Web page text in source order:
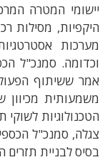
יישומי המטרה
היקפיות, מסילות
מערכות
וכדומה. סמנכ"ל
אמר ששיתוף
משמעותית
הטכנולוגיות
צגלה, סמנכ"ל
בסיס לבניית